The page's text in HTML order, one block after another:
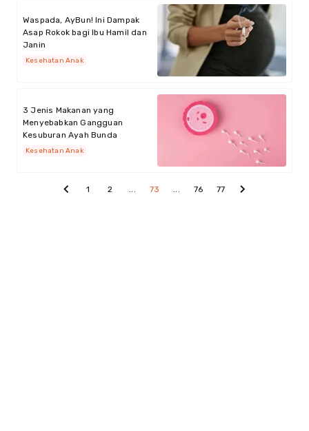
Waspada, AyBun! Ini Dampak
Asap Rokok bagi Ibu Hamil dan
Janin
Kesehatan Anak
3 Jenis Makanan yang
Menyebabkan Gangguan
Kesuburan Ayah Bunda
Kesehatan Anak
1 2 ... 73 ... 76 77